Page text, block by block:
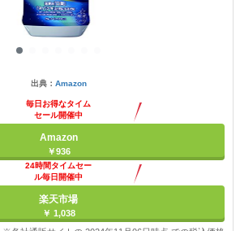
出典： Amazon
毎日お得なタイム
セール開催中
Amazon
￥936
24時間タイムセー
ル毎日開催中
楽天市場
￥ 1,038